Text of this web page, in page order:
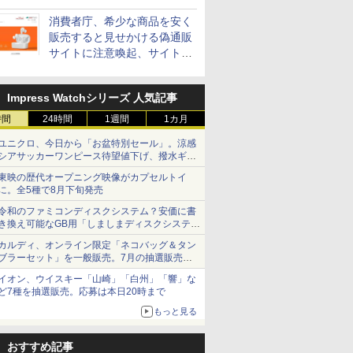
消費者庁、希少な商品を安く
販売すると見せかける偽通販
サイトに注意喚起、サイト名
Impress Watchシリーズ 人気記事
24時間 1週間 1カ月
ニクロ、今日から「お盆特別セール」。涼感
アサッカーワンピース待望値下げ、撥水ギア
ョーツは1990円に
映の歴代オープニング映像がカプセルトイ
。全5種で8月下旬発売
和のファミコンディスクシステム？安価に書
換え可能なGB用「しましまディスクシステ
」
ルディ、オンライン限定「ネコバッグ＆タン
ラーセット」を一般販売。7月の抽選販売の
選無効分
オン、ウイスキー「山崎」「白州」「響」な
7種を抽選販売。応募は本日20時まで
もっと見る
おすすめ記事